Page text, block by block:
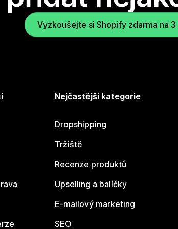
Vyzkoušejte si Shopify zdarma na 3
Nejčastější kategorie
Dropshipping
Tržiště
Recenze produktů
Upselling a balíčky
E-mailový marketing
SEO